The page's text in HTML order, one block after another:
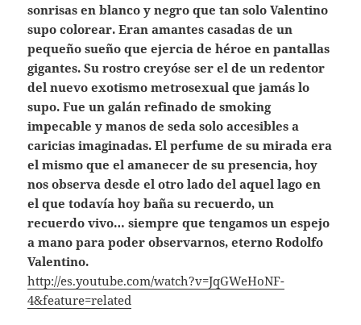
sonrisas en blanco y negro que tan solo Valentino
supo colorear. Eran amantes casadas de un
pequeño sueño que ejercia de héroe en pantallas
gigantes. Su rostro creyóse ser el de un redentor
del nuevo exotismo metrosexual que jamás lo
supo. Fue un galán refinado de smoking
impecable y manos de seda solo accesibles a
caricias imaginadas. El perfume de su mirada era
el mismo que el amanecer de su presencia, hoy
nos observa desde el otro lado del aquel lago en
el que todavía hoy baña su recuerdo, un
recuerdo vivo… siempre que tengamos un espejo
a mano para poder observarnos, eterno Rodolfo
Valentino.
http://es.youtube.com/watch?v=JqGWeHoNF-
4&feature=related